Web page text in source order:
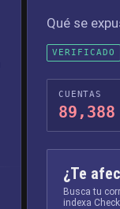
Qué se
VERIFICADO
CUENTAS
89,388
¿Te
Busca tu
indexa